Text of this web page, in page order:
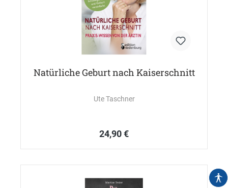
Natürliche Geburt nach Kaiserschnitt
Ute Taschner
24,90 €